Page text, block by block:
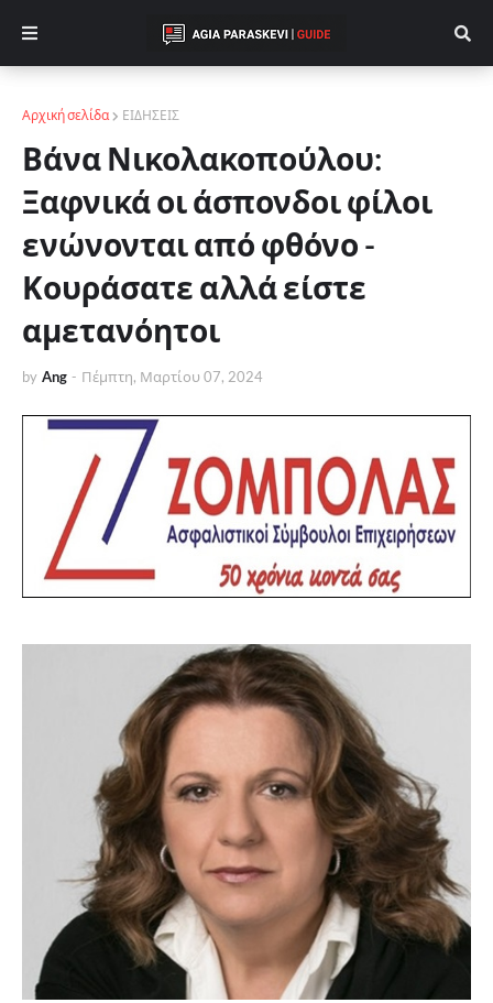
Αρχική σελίδα ΕΙΔΗΣΕΙΣ
Βάνα Νικολακοπούλου:
Ξαφνικά οι άσπονδοι φίλοι
ενώνονται από φθόνο -
Κουράσατε αλλά είστε
αμετανόητοι
by Ang - Πέμπτη, Μαρτίου 07, 2024